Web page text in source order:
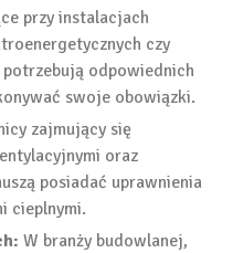
przy instalacjach
czy
odpowiednich
swoje obowiązki.
zajmujący się
oraz
posiadać uprawnienia
cieplnymi.
W branży budowlanej,